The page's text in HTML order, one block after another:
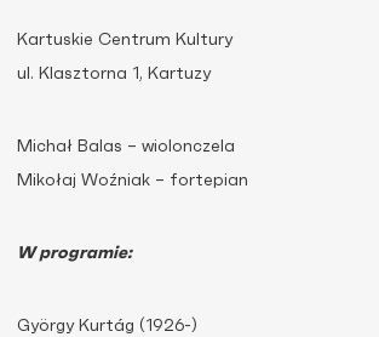
Kartuskie Centrum Kultury
ul. Klasztorna 1, Kartuzy
Michał Balas – wiolonczela
Mikołaj Woźniak – fortepian
W programie:
György Kurtág (1926-)